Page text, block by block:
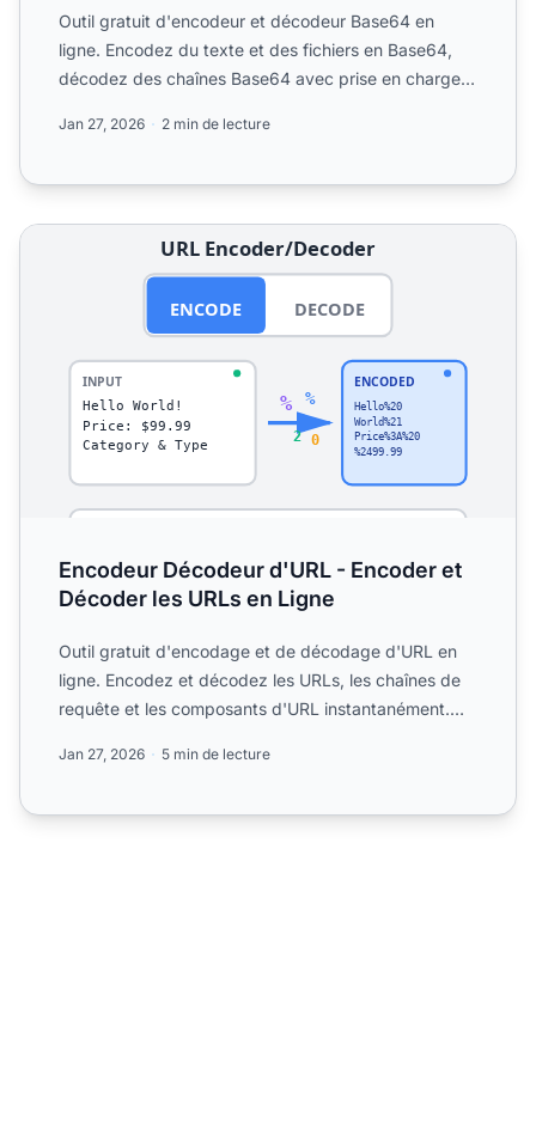
Outil gratuit d'encodeur et décodeur Base64 en
ligne. Encodez du texte et des fichiers en Base64,
décodez des chaînes Base64 avec prise en charge
Jan 27, 2026 2 min de lecture
Encodeur Décodeur d'URL - Encoder et Décoder les
Encodeur Décodeur d'URL - Encoder et
Décoder les URLs en Ligne
Outil gratuit d'encodage et de décodage d'URL en
ligne. Encodez et décodez les URLs, les chaînes de
requête et les composants d'URL instantanément.
Jan 27, 2026 5 min de lecture